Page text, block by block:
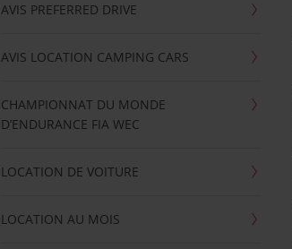
AVIS PREFERRED DRIVE
AVIS LOCATION CAMPING CARS
CHAMPIONNAT DU MONDE
D’ENDURANCE FIA WEC
LOCATION DE VOITURE
LOCATION AU MOIS